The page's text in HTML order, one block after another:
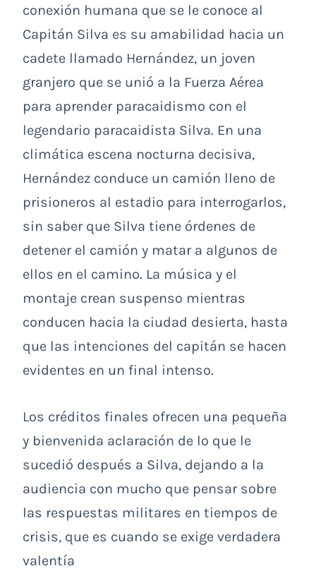
conexión humana que se le conoce al
Capitán Silva es su amabilidad hacia un
cadete llamado Hernández, un joven
granjero que se unió a la Fuerza Aérea
para aprender paracaidismo con el
legendario paracaidista Silva. En una
climática escena nocturna decisiva,
Hernández conduce un camión lleno de
prisioneros al estadio para interrogarlos,
sin saber que Silva tiene órdenes de
detener el camión y matar a algunos de
ellos en el camino. La música y el
montaje crean suspenso mientras
conducen hacia la ciudad desierta, hasta
que las intenciones del capitán se hacen
evidentes en un final intenso.
Los créditos finales ofrecen una pequeña
y bienvenida aclaración de lo que le
sucedió después a Silva, dejando a la
audiencia con mucho que pensar sobre
las respuestas militares en tiempos de
crisis, que es cuando se exige verdadera
valentía